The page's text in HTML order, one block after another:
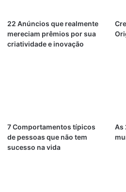
22 Anúncios que realmente
mereciam prêmios por sua
criatividade e inovação
7 Comportamentos típicos
de pessoas que não tem
sucesso na vida
As